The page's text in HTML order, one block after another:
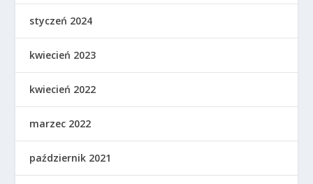
styczeń 2024
kwiecień 2023
kwiecień 2022
marzec 2022
październik 2021